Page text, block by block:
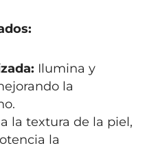
Ilumina y
la
la textura de la piel,
la